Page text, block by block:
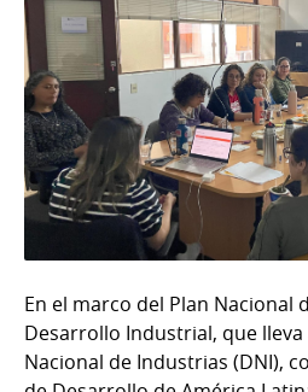
En el marco del Plan Nacional
Desarrollo Industrial, que
Nacional de Industrias (DNI),